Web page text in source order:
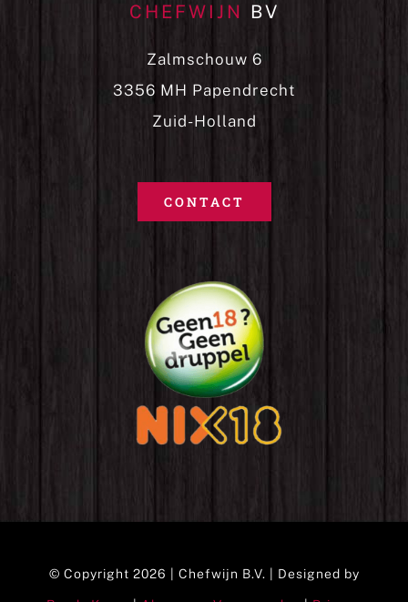
CHEFWIJN BV
Zalmschouw 6
3356 MH Papendrecht
Zuid-Holland
CONTACT
© Copyright 2026 | Chefwijn B.V. | Designed by